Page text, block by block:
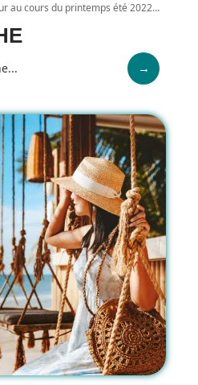
au cours du printemps été 2022…